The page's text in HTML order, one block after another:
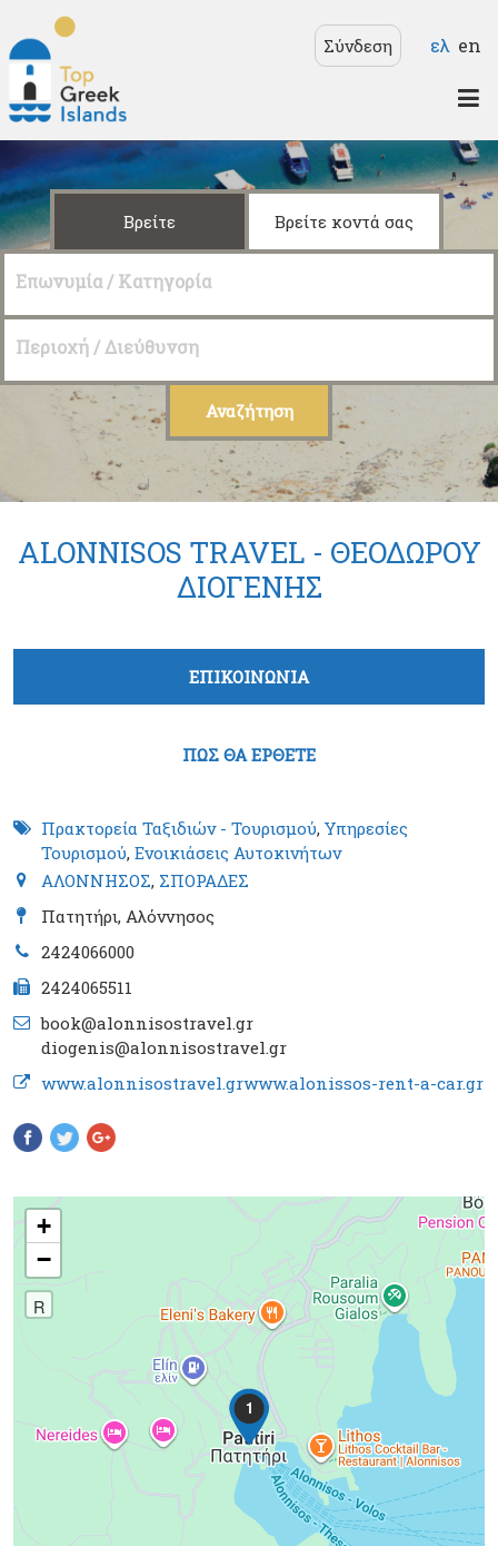
κυρίως περιεχόμενο
Top
Greek
Islands
Σύνδεση ελ en
Βρείτε Βρείτε κοντά σας
Επωνυμία / Κατηγορία
Περιοχή / Διεύθυνση
ALONNISOS TRAVEL - ΘΕΟΔΩΡΟΥ
ΔΙΟΓΕΝΗΣ
Tabs group καταχώρησης
ΕΠΙΚΟΙΝΩΝΙΑ(ενεργή καρτέλα)
ΠΩΣ ΘΑ ΕΡΘΕΤΕ
Πρακτορεία Ταξιδιών - Τουρισμού, Υπηρεσίες
Τουρισμού, Ενοικιάσεις Αυτοκινήτων
ΑΛΟΝΝΗΣΟΣ, ΣΠΟΡΑΔΕΣ
Πατητήρι, Αλόννησος
2424066000
2424065511
book@alonnisostravel.gr
diogenis@alonnisostravel.gr
www.alonnisostravel.grwww.alonissos-rent-a-car.gr
1
+
−
R